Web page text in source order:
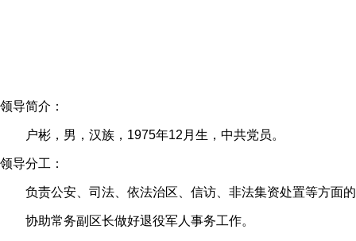
领导简介：
户彬，男，汉族，1975年12月生，中共党员。
领导分工：
负责公安、司法、依法治区、信访、非法集资处置等方面
协助常务副区长做好退役军人事务工作。